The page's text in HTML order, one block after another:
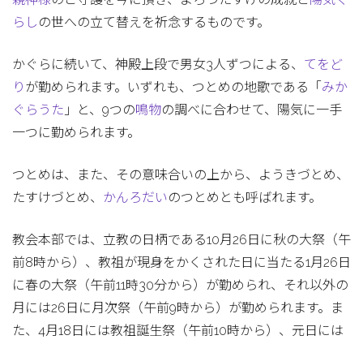
らし の世への立て替えを祈念するものです。
かぐらに続いて、神殿上段で男女3人ずつによる、 てをど
り が勤められます。いずれも、つとめの地歌である「 みか
ぐらうた 」と、9つの鳴物の調べに合わせて、陽気に一手
一つに勤められます。
つとめは、また、その意味合いの上から、ようきづとめ、
たすけづとめ、 かんろだいのつとめとも呼ばれます。
教会本部では、立教の日柄である10月26日に秋の大祭（午
前8時から）、教祖が現身をかくされた日に当たる1月26日
に春の大祭（午前11時30分から）が勤められ、それ以外の
月には26日に月次祭（午前9時から）が勤められます。ま
た、4月18日には教祖誕生祭（午前10時から）、元日には